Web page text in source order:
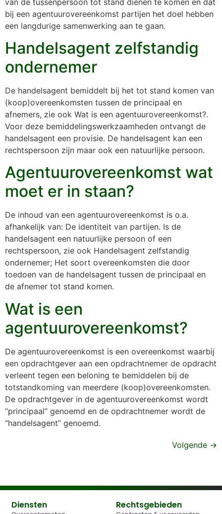
bij een agentuurovereenkomst partijen het doel hebben
een langdurige samenwerking aan te gaan.
Handelsagent zelfstandig
ondernemer
De handelsagent bemiddelt bij het tot stand komen van
(koop)overeenkomsten tussen de principaal en
afnemers, zie ook Wat is een agentuurovereenkomst?.
Voor deze bemiddelingswerkzaamheden ontvangt de
handelsagent een provisie. De handelsagent kan een
rechtspersoon zijn maar ook een natuurlijke persoon.
Agentuurovereenkomst wat
moet er in staan?
De inhoud van een agentuurovereenkomst is o.a.
afhankelijk van: De identiteit van partijen. Is de
handelsagent een natuurlijke persoon of een
rechtspersoon, zie ook Handelsagent zelfstandig
ondernemer; Het soort overeenkomsten die door
toedoen van de handelsagent tussen de principaal en
de afnemer tot stand komen.
Wat is een
agentuurovereenkomst?
De agentuurovereenkomst is een overeenkomst waarbij
een opdrachtgever aan een opdrachtnemer de opdracht
verleent tegen een beloning te bemiddelen bij de
totstandkoming van meerdere (koop)overeenkomsten.
De opdrachtgever in de agentuurovereenkomst wordt
“principaal” genoemd en de opdrachtnemer wordt de
“handelsagent” genoemd.
Volgende →
Diensten Rechtsgebieden